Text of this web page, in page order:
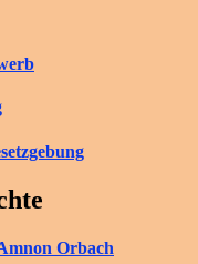
Orbach